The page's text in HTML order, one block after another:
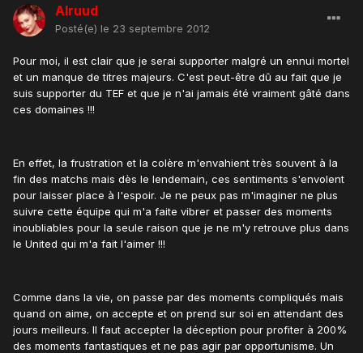
Alruud
Posté(e) le 23 septembre 2012
Pour moi, il est clair que je serai supporter malgré un ennui mortel
et un manque de titres majeurs. C'est peut-être dû au fait que je
suis supporter du TEF et que je n'ai jamais été vraiment gâté dans
ces domaines !!!
En effet, la frustration et la colère m'envahient très souvent à la
fin des matchs mais dès le lendemain, ces sentiments s'envolent
pour laisser place à l'espoir. Je ne peux pas m'imaginer ne plus
suivre cette équipe qui m'a faite vibrer et passer des moments
inoubliables pour la seule raison que je ne m'y retrouve plus dans
le United qui m'a fait l'aimer !!!
Comme dans la vie, on passe par des moments compliqués mais
quand on aime, on accepte et on prend sur soi en attendant des
jours meilleurs. Il faut accepter la déception pour profiter à 200%
des moments fantastiques et ne pas agir par opportunisme. Un